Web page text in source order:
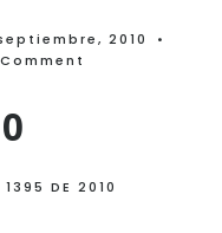
2010
•
1395 DE 2010